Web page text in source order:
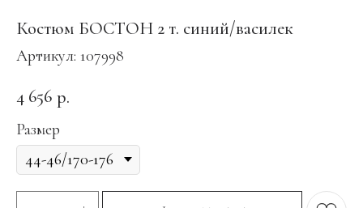
Костюм БОСТОН 2 т. синий/василек
Артикул: 107998
4 656 р.
Размер